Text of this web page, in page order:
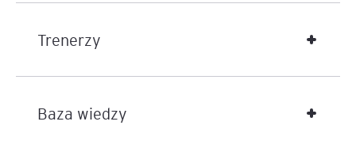
Trenerzy
Baza wiedzy